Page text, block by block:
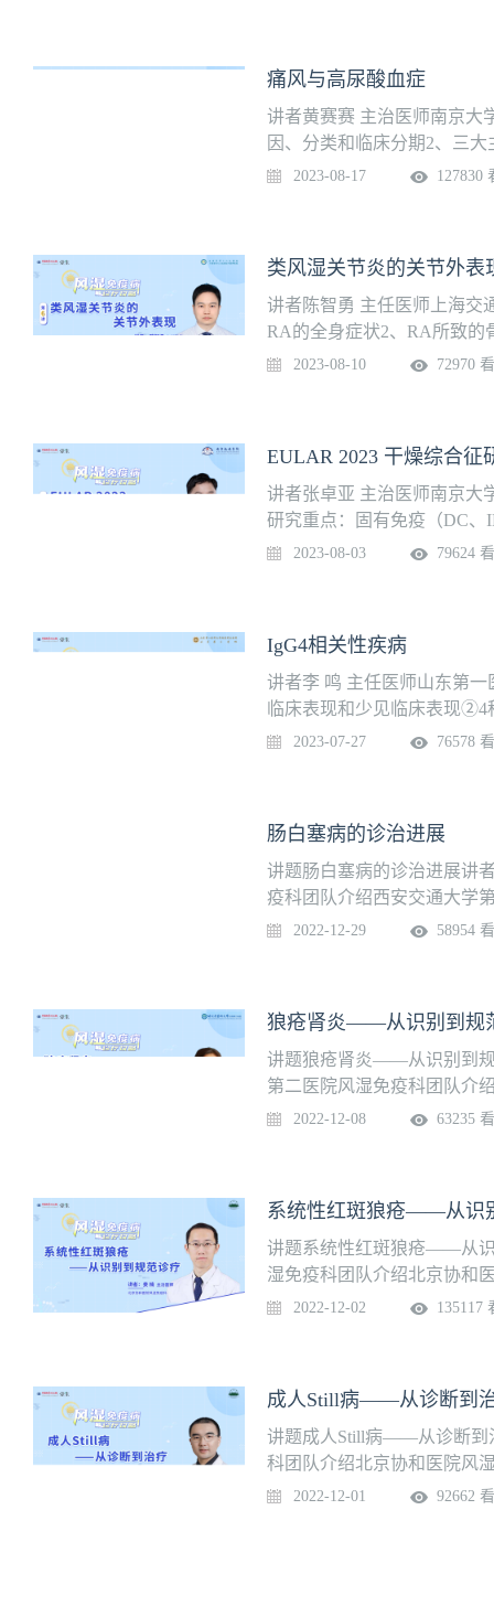
痛风与高尿酸血症
讲者黄赛赛 主治医师南京大
因、分类和临床分期2、三
用药物及预后
2023-08-17 127830
类风湿关节炎的关节外表
讲者陈智勇 主任医师上海交
RA的全身症状2、RA所致的
变4、RA的神经、血液系统
2023-08-10 72970
EULAR 2023 干燥综合征
讲者张卓亚 主治医师南京大
研究重点：固有免疫（DC
3、诊断和评估研究：唾液腺
2023-08-03 79624
IgG4相关性疾病
讲者李 鸣 主任医师山东第
临床表现和少见临床表现
2023-07-27 76578
肠白塞病的诊治进展
讲题肠白塞病的诊治进展讲
疫科团队介绍西安交通大学
免疫专科，是陕西省医学会
2022-12-29 58954
狼疮肾炎——从识别到规
讲题狼疮肾炎——从识别到规
第二医院风湿免疫科团队介
床重点专科建设项目获批单
领了东北地区风湿病事业的
2022-12-08 63235
系统性红斑狼疮——从识
讲题系统性红斑狼疮——从识
湿免疫科团队介绍北京协和
1980 年建科，以“科研为龙
认的“疑难危重风湿病诊治
单位、风湿病学重点学科单
免疫科专科继续教育基地、
被认定为教育部风湿免疫病
2022-12-02 135117
成人Still病——从诊断到
讲题成人Still病——从诊断到
科团队介绍北京协和医院风
年建科，以“科研为龙头，
2022-12-01 92662